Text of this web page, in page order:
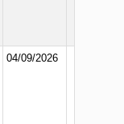
04/09/2026